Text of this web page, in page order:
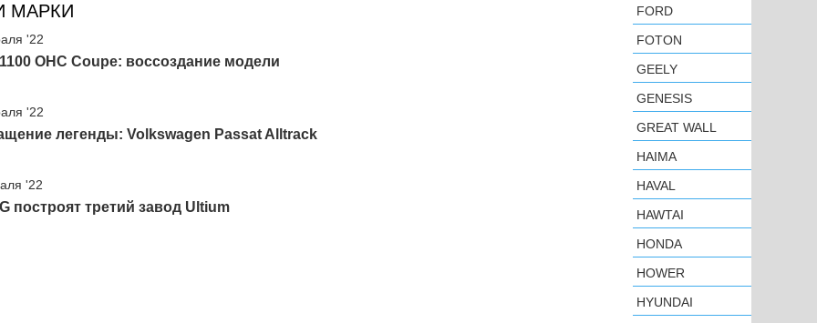
МАРКИ
'22
OHC Coupe: воссоздание модели
'22
легенды: Volkswagen Passat Alltrack
'22
построят третий завод Ultium
FORD
FOTON
GEELY
GENESIS
GREAT WALL
HAIMA
HAVAL
HAWTAI
HONDA
HOWER
HYUNDAI